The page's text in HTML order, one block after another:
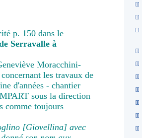
p. 150 dans le
Serravalle à
Moracchini-
les travaux de
d'années - chantier
sous la direction
comme toujours
[Giovellina] avec